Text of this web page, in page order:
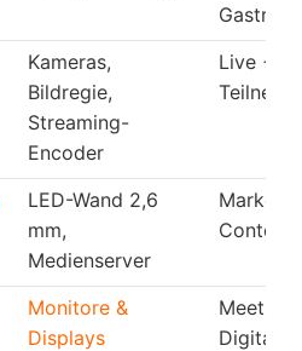
Gastro
Kameras,
Bildregie,
Streaming-
Encoder
Live +
LED-Wand 2,6
mm,
Medienserver
Monitore &
Displays
Digital